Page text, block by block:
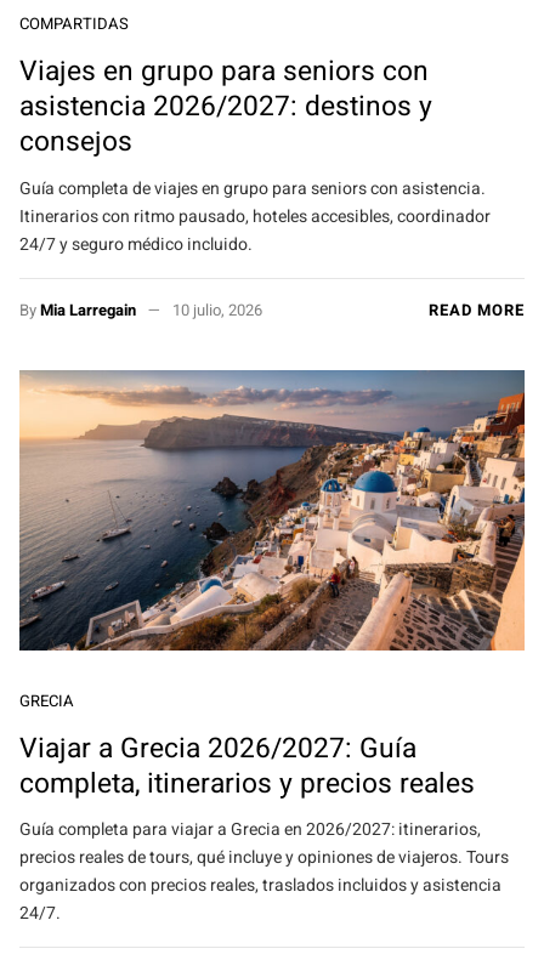
COMPARTIDAS
Viajes en grupo para seniors con
asistencia 2026/2027: destinos y
consejos
Guía completa de viajes en grupo para seniors con asistencia.
Itinerarios con ritmo pausado, hoteles accesibles, coordinador
24/7 y seguro médico incluido.
ByMia Larregain 10 julio, 2026 READ MORE
GRECIA
Viajar a Grecia 2026/2027: Guía
completa, itinerarios y precios reales
Guía completa para viajar a Grecia en 2026/2027: itinerarios,
precios reales de tours, qué incluye y opiniones de viajeros. Tours
organizados con precios reales, traslados incluidos y asistencia
24/7.